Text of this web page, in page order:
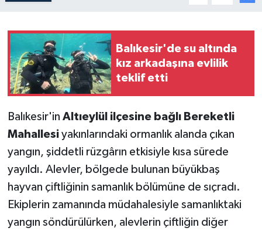
Balıkesir'de su altında
kız arkadaşına evlilik
teklif etti
Balıkesir'in Altıeylül ilçesine bağlı Bereketli
Mahallesiyakınlarındaki ormanlık alanda çıkan
yangın, şiddetli rüzgârın etkisiyle kısa sürede
yayıldı. Alevler, bölgede bulunan büyükbaş
hayvan çiftliğinin samanlık bölümüne de sıçradı.
Ekiplerin zamanında müdahalesiyle samanlıktaki
yangın söndürülürken, alevlerin çiftliğin diğer